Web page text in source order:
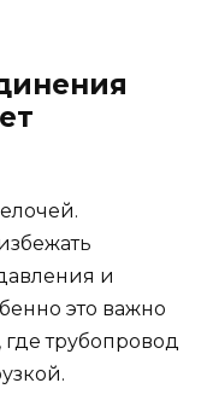
и
это важно
трубопровод